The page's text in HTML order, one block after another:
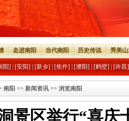
走进南阳 当代南阳 历史传说 秀美
阳] [安阳] [新乡] [焦作] [濮阳] [鹤壁] [许昌]
南阳 >> 新闻资讯 >> 浏览南阳
景区举行“喜庆